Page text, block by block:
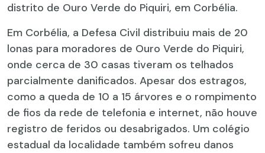
distrito de Ouro Verde do Piquiri, em Corbélia.
Em Corbélia, a Defesa Civil distribuiu mais de 20
lonas para moradores de Ouro Verde do Piquiri,
onde cerca de 30 casas tiveram os telhados
parcialmente danificados. Apesar dos estragos,
como a queda de 10 a 15 árvores e o rompimento
de fios da rede de telefonia e internet, não houve
registro de feridos ou desabrigados. Um colégio
estadual da localidade também sofreu danos